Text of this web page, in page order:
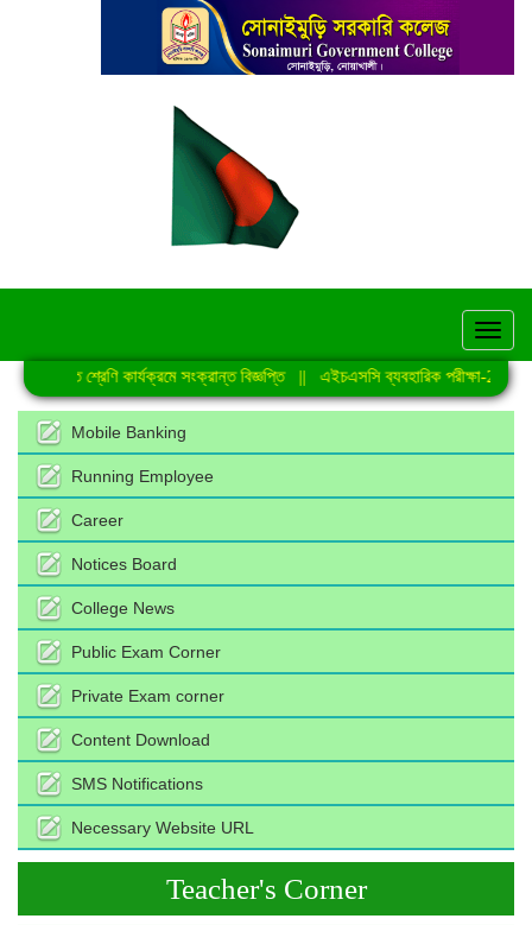
নিয়মিত শ্রেণি কার্যক্রমে সংক্রান্ত বিজ্ঞপ্তি||এইচএসসি ব্যবহারিক পরীক্ষা-2026
Mobile Banking
Running Employee
Career
Notices Board
College News
Public Exam Corner
Private Exam corner
Content Download
SMS Notifications
Necessary Website URL
Teacher's Corner